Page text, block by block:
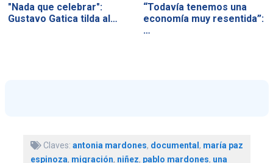
"Nada que celebrar":
Gustavo Gatica tilda al…
“Todavía tenemos una
economía muy resentida”:
…
Claves: antonia mardones, documental , maría paz
espinoza, migración, niñez, pablo mardones, una